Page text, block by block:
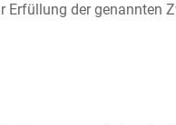
Erfüllung der genannten